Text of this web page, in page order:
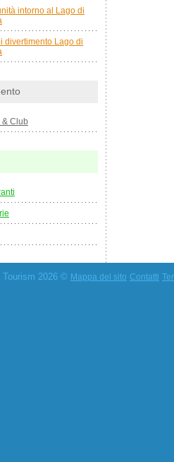
intorno al Lago di
divertimento Lago di
& Club
Tourism 2026 © Mappa del sito Contatti